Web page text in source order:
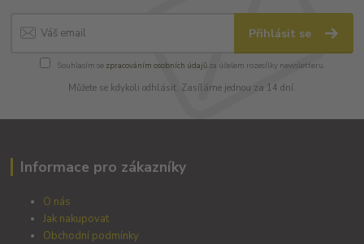
Přihlásit se
Souhlasím se zpracováním osobních údajůza účelem rozesílky newsletteru.
Můžete se kdykoli odhlásit. Zasíláme jednou za 14 dní.
Informace pro zákazníky
O nás
Jak nakupovat
Obchodní podmínky